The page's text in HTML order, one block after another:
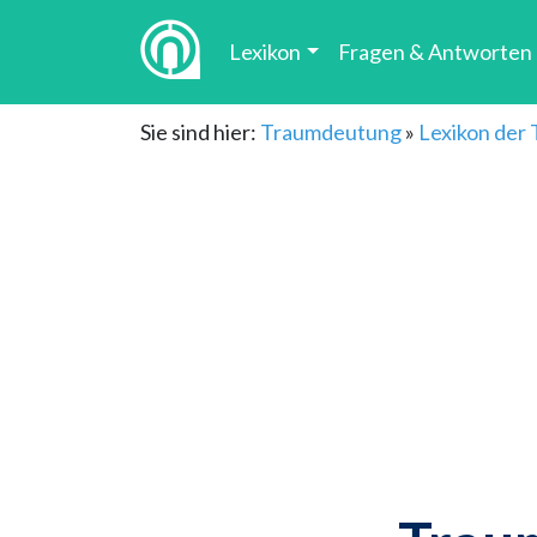
Lexikon Fragen & Antworten
Sie sind hier: Traumdeutung» Lexikon der